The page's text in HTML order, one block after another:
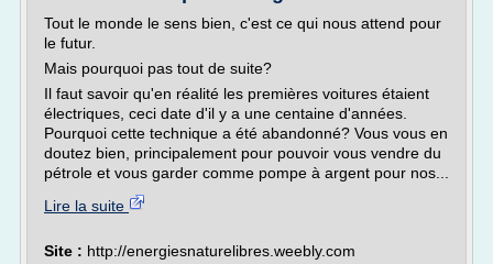
Tout le monde le sens bien, c'est ce qui nous attend pour
le futur.
Mais pourquoi pas tout de suite?
Il faut savoir qu'en réalité les premières voitures étaient
électriques, ceci date d'il y a une centaine d'années.
Pourquoi cette technique a été abandonné? Vous vous en
doutez bien, principalement pour pouvoir vous vendre du
pétrole et vous garder comme pompe à argent pour nos...
Lire la suite
Site : http://energiesnaturelibres.weebly.com